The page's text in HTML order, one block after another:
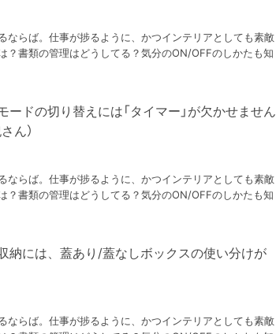
ならば。仕事が捗るように、かつインテリアとしても素敵
？書類の管理はどうしてる？気分のON/OFFのしかたも知
ードの切り替えには「タイマー」が欠かせません
ん）
ならば。仕事が捗るように、かつインテリアとしても素敵
？書類の管理はどうしてる？気分のON/OFFのしかたも知
納には、蓋あり/蓋なしボックスの使い分けが
ならば。仕事が捗るように、かつインテリアとしても素敵